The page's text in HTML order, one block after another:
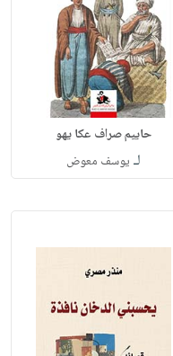
حاييم صراف عكا يهو
لـ يوسف معوض